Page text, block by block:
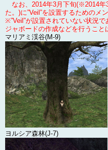
なお、2014年3月下旬(※2014年
た。 )に”Veil”を設置するためのメ
※”Veil”が設置されていない状況
ジャボードの作成などを行うこと
マリアミ渓谷(M-9)
ヨルシア森林(J-7)